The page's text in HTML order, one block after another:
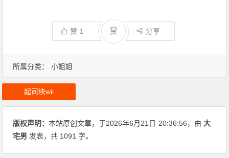
所属分类： 小姐姐
赞 1 赏 分享
起司块wii
版权声明：本站原创文章，于2026年6月21日 20:36:56，由大
宅男 发表，共 1091 字。